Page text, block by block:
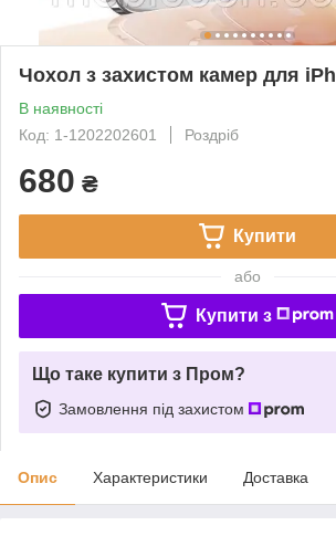
Чохол з захистом камер для
В наявності
Код: 1-1202202601
Роздріб
680 ₴
Купити
або
Купити з
Що таке купити з Пром?
Замовлення під захистом
Опис Характеристики Доставка